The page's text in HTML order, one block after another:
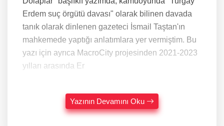
Erdem suç örgütü davası" olarak bilinen davada
tanık olarak dinlenen gazeteci İsmail Taştan'ın
mahkemede yaptığı anlatımlara yer vermiştim. Bu
yazı için ayrıca MacroCity projesinden 2021-2023
yılları arasında Er
Yazının Devamını Oku